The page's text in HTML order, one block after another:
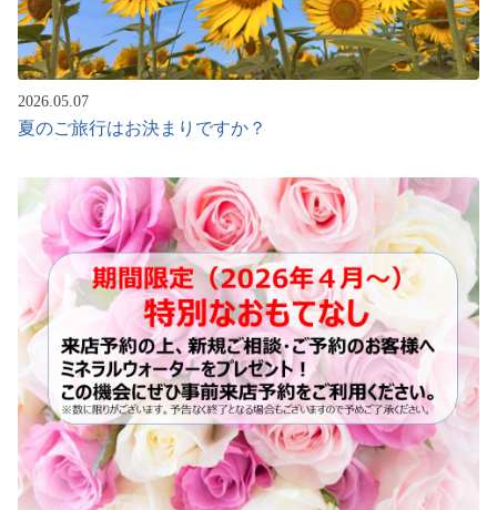
2026.05.07
夏のご旅行はお決まりですか？